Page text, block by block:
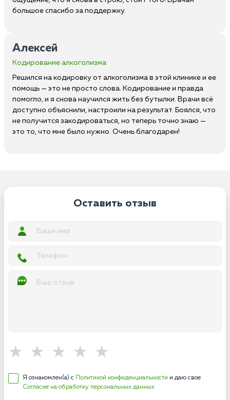
большое спасибо за поддержку.
Алексей
Кодирование алкоголизма
Решился на кодировку от алкоголизма в этой клинике и ее
помощь — это не просто слова. Кодирование и правда
помогло, и я снова научился жить без бутылки. Врачи всё
доступно объяснили, настроили на результат. Боялся, что
не получится закодироваться, но теперь точно знаю —
это то, что мне было нужно. Очень благодарен!
Оставить отзыв
Я ознакомлен(а) с Политикой конфиденциальности и даю свое
Согласие на обработку персональных данных